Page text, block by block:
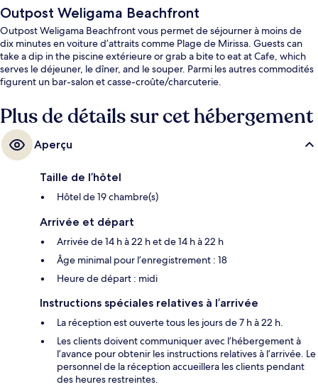
Outpost Weligama Beachfront
Outpost Weligama Beachfront vous permet de séjourner à moins de
dix minutes en voiture d’attraits comme Plage de Mirissa. Guests can
take a dip in the piscine extérieure or grab a bite to eat at Cafe, which
serves le déjeuner, le dîner, and le souper. Parmi les autres commodités
figurent un bar-salon et casse-croûte/charcuterie.
Plus de détails sur cet hébergement
Aperçu
Taille de l’hôtel
Hôtel de 19 chambre(s)
Arrivée et départ
Arrivée de 14 h à 22 h et de 14 h à 22 h
Âge minimal pour l’enregistrement : 18
Heure de départ : midi
Instructions spéciales relatives à l’arrivée
La réception est ouverte tous les jours de 7 h à 22 h.
Les clients doivent communiquer avec l’hébergement à
l’avance pour obtenir les instructions relatives à l’arrivée. Le
personnel de la réception accueillera les clients pendant
des heures restreintes.